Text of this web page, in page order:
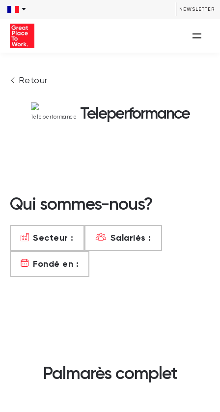
NEWSLETTER
Retour
Teleperformance
Qui sommes-nous?
Secteur : Salariés :
Fondé en :
Palmarès complet